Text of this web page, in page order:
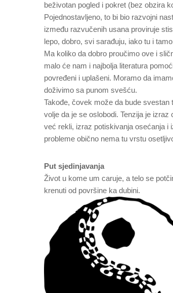
beživotan pogled i pokret (bez obzira
Pojednostavljeno, to bi bio razvojni
između razvučenih usana proviruje
lepo, dobro, svi sarađuju, iako tu i
Ma koliko da dobro proučimo ove i
malo će nam i najbolja literatura
povređeni i uplašeni. Moramo da
doživimo sa punom svešću.
Takođe, čovek može da bude
volje da je se oslobodi. Tenzija je
već rekli, izraz potiskivanja osećanja i
probleme obično nema tu vrstu
Put sjedinjavanja
Život u kome um caruje, a telo se
krenuti od površine ka dubini.